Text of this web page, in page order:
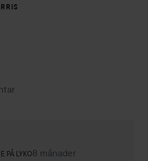
PÅ LYKO
Medarbetare på Lyko.
8 månader
Kommentaren lades 8